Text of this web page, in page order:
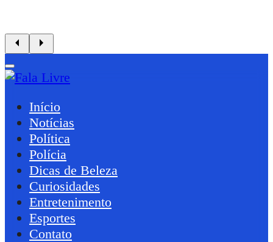
Início
Notícias
Política
Polícia
Dicas de Beleza
Curiosidades
Entretenimento
Esportes
Contato